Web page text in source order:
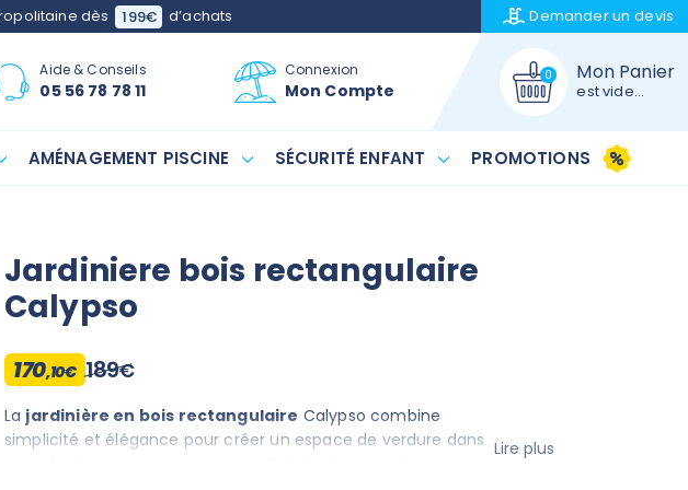
dès 199€ d’achats Demander un devis
Aide & Conseils
05 56 78 78 11
0 Mon Panier
est vide...
Connexion
Mon Compte
AMÉNAGEMENT PISCINE SÉCURITÉ ENFANT PROMOTIONS
Jardiniere bois rectangulaire
Calypso
189€
170,10€
La jardinière en bois rectangulaire Calypso combine
simplicité et élégance pour créer un espace de verdure dans Lire plus